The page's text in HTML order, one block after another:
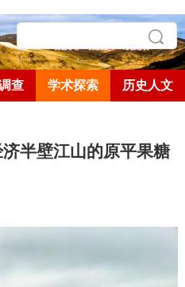
查 学术探索 历史人文
半壁江山的原平果糖